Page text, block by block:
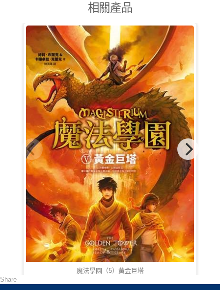
相關產品
魔法學園（5）黃金巨塔
Share